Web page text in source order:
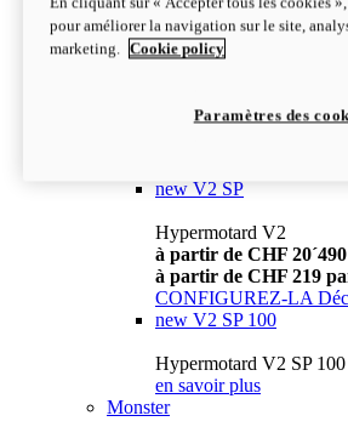
à partir de CHF 13´990
CONFIGUREZ-LA
newV2
à partir de CHF 15´990
à partir de CHF 169
new V2 SP
Hypermotard V2
à partir de CHF 20´490
à partir de CHF 219
CONFIGUREZ-LA
new V2 SP 100
Hypermotard V2 SP 100
en savoir plus
Monster
pour améliorer la navigation sur le site,
marketing.
Cookie policy
Paramètres des